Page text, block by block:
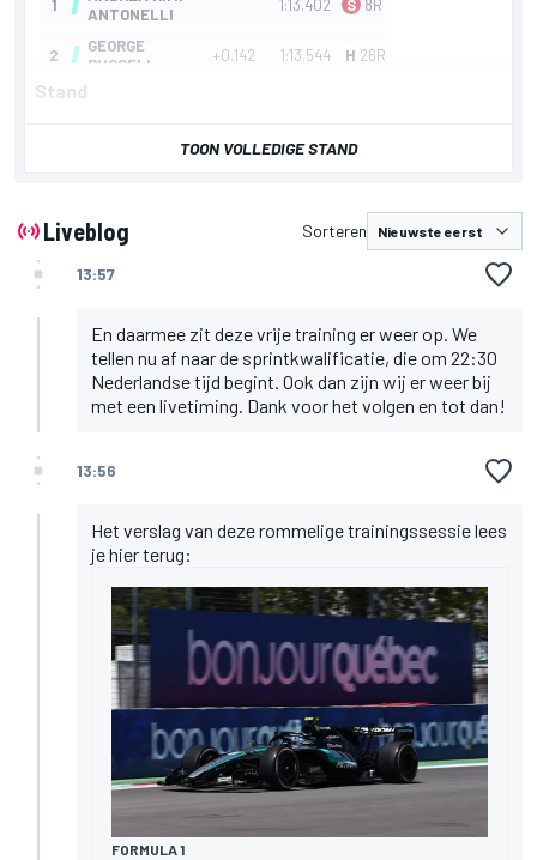
Stand
TOON VOLLEDIGE STAND
Liveblog Sorteren
13:57
En daarmee zit deze vrije training er weer op. We
tellen nu af naar de sprintkwalificatie, die om 22:30
Nederlandse tijd begint. Ook dan zijn wij er weer bij
met een livetiming. Dank voor het volgen en tot dan!
13:56
Het verslag van deze rommelige trainingssessie lees
je hier terug:
FORMULA 1